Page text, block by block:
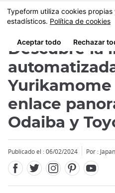
Tamaño
MENU
Descubre la
Yurikamome
enlace
Odaiba y
Publicado el : 06/02/2024 Por :
Close